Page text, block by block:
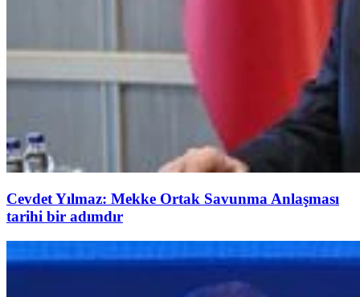
Cevdet Yılmaz: Mekke Ortak Savunma Anlaşması
tarihi bir adımdır